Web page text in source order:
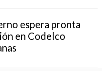
espera pronta
en Codelco